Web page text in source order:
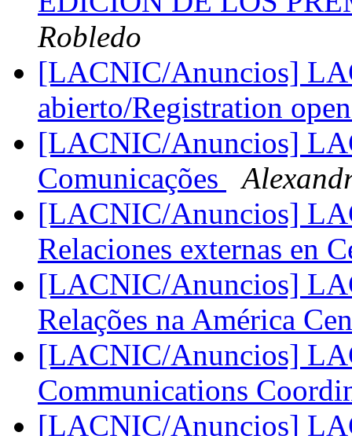
Robledo
[LACNIC/Anuncios]
abierto/Registration
[LACNIC/Anuncios]
Comunicações
[LACNIC/Anuncios]
Relaciones externas en
[LACNIC/Anuncios]
Relações na América
[LACNIC/Anuncios]
Communications
[LACNIC/Anuncios]